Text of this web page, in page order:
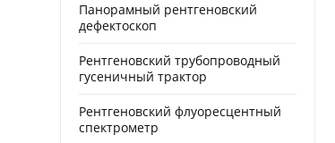
Панорамный рентгеновский
дефектоскоп
Рентгеновский трубопроводный
гусеничный трактор
Рентгеновский флуоресцентный
спектрометр